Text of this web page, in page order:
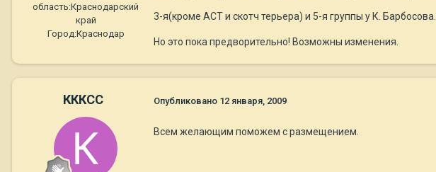
область:Краснодарский
край
Город:Краснодар
3-я(кроме АСТ и скотч терьера) и 5-я группы у К. Барбосова.
Но это пока предворительно! Возможны изменения.
КККСС Опубликовано 12 января, 2009
Всем желающим поможем с размещением.